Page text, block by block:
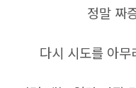
정말 짜
다시 시도를 아